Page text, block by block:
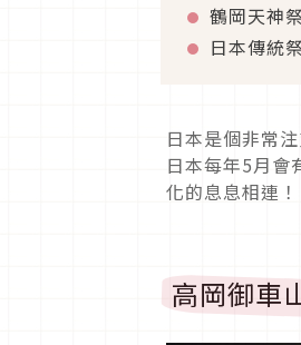
鶴岡天神
日本傳統
日本是個非常
日本每年5月會
化的息息相連！
高岡御車